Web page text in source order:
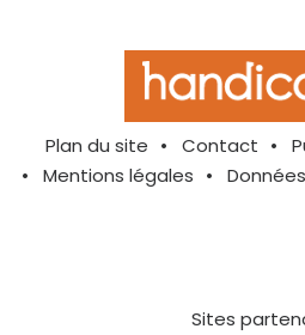
Plan du site Contact
Mentions légales
Données
Sites